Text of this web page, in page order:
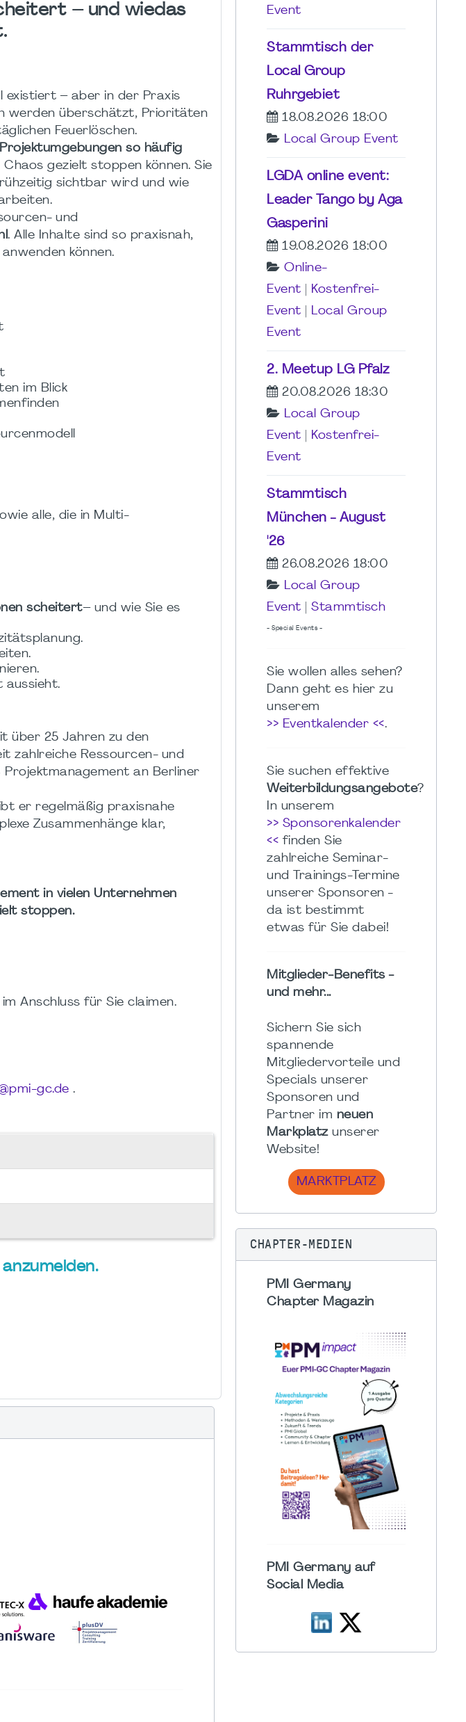
– und wiedas
existiert – aber in der Praxis
werden überschätzt, Prioritäten
Feuerlöschen.
so häufig
gezielt stoppen können. Sie
sichtbar wird und wie
und
. Alle Inhalte sind so praxisnah,
können.
im Blick
alle, die in Multi-
scheitert– und wie Sie es
aussieht.
über 25 Jahren zu den
zahlreiche Ressourcen- und
an Berliner
er regelmäßig praxisnahe
Zusammenhänge klar,
in vielen Unternehmen
stoppen.
Anschluss für Sie claimen.
gc.de .
Event
Stammtisch der
Local Group
Ruhrgebiet
18.08.2026 18:00
Local Group Event
LGDA online event:
Leader Tango by Aga
Gasperini
19.08.2026 18:00
Online-
Event
Kostenfrei-
Event
Local Group
Event
2. Meetup LG Pfalz
20.08.2026 18:30
Local Group
Event
Kostenfrei-
Event
Stammtisch
München - August
'26
26.08.2026 18:00
Local Group
Event
Stammtisch
- Special Events -
Sie wollen alles sehen?
Dann geht es hier zu
unserem
>> Eventkalender <<.
Sie suchen effektive
Weiterbildungsangebote?
In unserem
>> Sponsorenkalender
<< finden Sie
zahlreiche Seminar-
und Trainings-Termine
unserer Sponsoren -
da ist bestimmt
etwas für Sie dabei!
Mitglieder-Benefits -
und mehr...
Sichern Sie sich
spannende
Mitgliedervorteile und
Specials unserer
Sponsoren und
Partner im neuen
Markplatzunserer
Website!
MARKTPLATZ
CHAPTER-MEDIEN
PMI Germany
Chapter Magazin
PMI Germany auf
Social Media